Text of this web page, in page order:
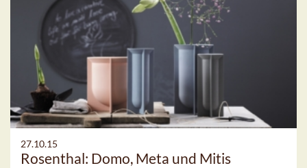
27.10.15
Rosenthal: Domo, Meta und Mitis